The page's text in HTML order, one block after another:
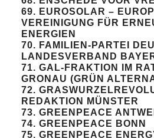
69. EUROSOLAR –
VEREINIGUNG FÜR
ENERGIEN
70. FAMILIEN-PARTEI
LANDESVERBAND
71. GAL-FRAKTION IM
GRONAU (GRÜN
72.
REDAKTION MÜNSTER
73. GREENPEACE
74. GREENPEACE BONN
75. GREENPEACE